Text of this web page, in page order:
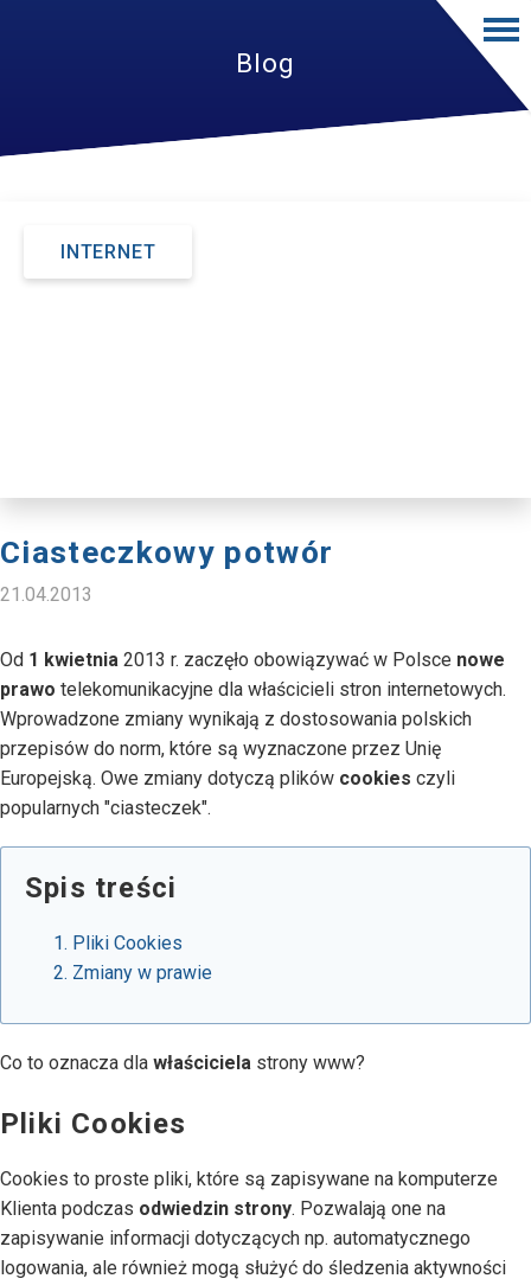
Blog
INTERNET
Ciasteczkowy potwór
21.04.2013
Od 1 kwietnia 2013 r. zaczęło obowiązywać w Polsce nowe
prawo telekomunikacyjne dla właścicieli stron internetowych.
Wprowadzone zmiany wynikają z dostosowania polskich
przepisów do norm, które są wyznaczone przez Unię
Europejską. Owe zmiany dotyczą plików cookies czyli
popularnych "ciasteczek".
Spis treści
Pliki Cookies
Zmiany w prawie
Co to oznacza dla właściciela strony www?
Pliki Cookies
Cookies to proste pliki, które są zapisywane na komputerze
Klienta podczas odwiedzin strony. Pozwalają one na
zapisywanie informacji dotyczących np. automatycznego
logowania, ale również mogą służyć do śledzenia aktywności